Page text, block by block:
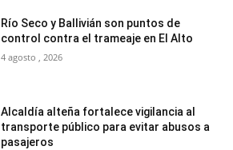
Río Seco y Ballivián son puntos de
control contra el trameaje en El Alto
4 agosto , 2026
Alcaldía alteña fortalece vigilancia al
transporte público para evitar abusos a
pasajeros